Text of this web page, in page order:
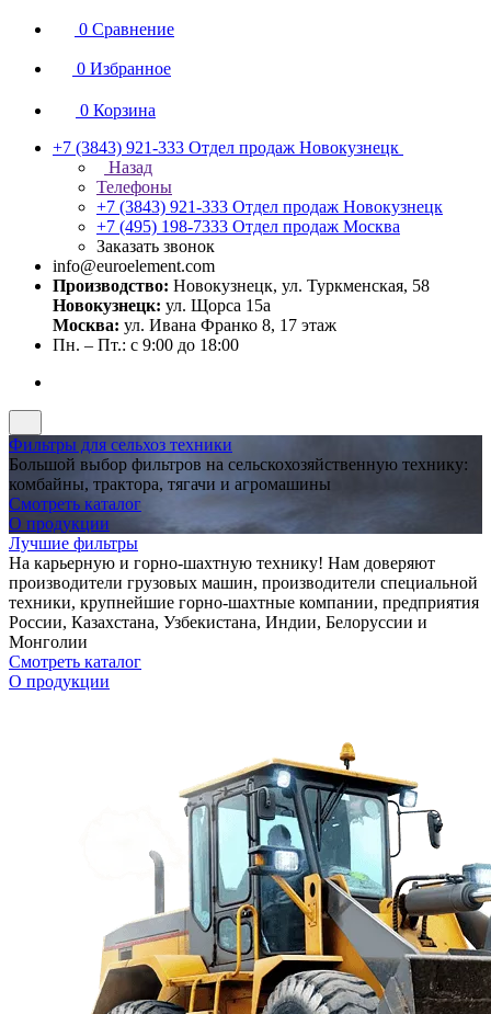
0 Сравнение
0 Избранное
0 Корзина
+7 (3843) 921-333 Отдел продаж Новокузнецк
Назад
Телефоны
+7 (3843) 921-333 Отдел продаж Новокузнецк
+7 (495) 198-7333 Отдел продаж Москва
Заказать звонок
info@euroelement.com
Производство: Новокузнецк, ул. Туркменская, 58
Новокузнецк: ул. Щорса 15а
Москва: ул. Ивана Франко 8, 17 этаж
Пн. – Пт.: с 9:00 до 18:00
Фильтры для сельхоз техники
Большой выбор фильтров на сельскохозяйственную технику:
комбайны, трактора, тягачи и агромашины
Смотреть каталог
О продукции
Лучшие фильтры
На карьерную и горно-шахтную технику! Нам доверяют
производители грузовых машин, производители специальной
техники, крупнейшие горно-шахтные компании, предприятия
России, Казахстана, Узбекистана, Индии, Белоруссии и
Монголии
Смотреть каталог
О продукции